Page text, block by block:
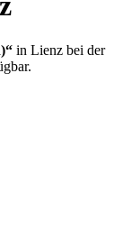
in Lienz bei der